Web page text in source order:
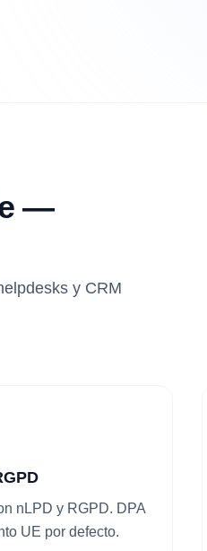
—
y CRM
nLPD y RGPD. DPA
UE por defecto.